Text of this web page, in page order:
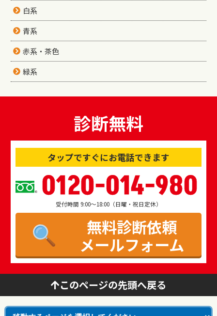
白系
青系
赤系・茶色
緑系
診断無料
タップですぐにお電話できます
0120-014-980
受付時間 9:00～18:00（日曜・祝日定休）
無料診断依頼
メールフォーム
このページの先頭へ戻る